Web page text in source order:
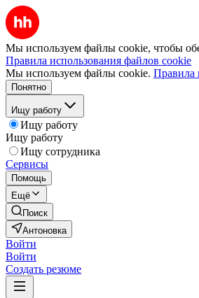
Мы используем файлы cookie, чтобы
Правила использования файлов cookie
Мы используем файлы cookie. Правила
Понятно
Ищу работу
Ищу работу
Ищу работу
Ищу сотрудника
Сервисы
Помощь
Ещё
Поиск
Антоновка
Войти
Войти
Создать резюме